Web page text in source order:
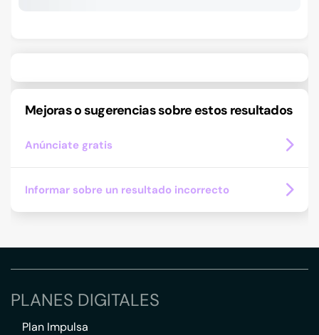
Mejoras o sugerencias sobre estos resultados
Anúnciate gratis
Informar sobre un resultado incorrecto
PLANES DIGITALES
Plan Impulsa